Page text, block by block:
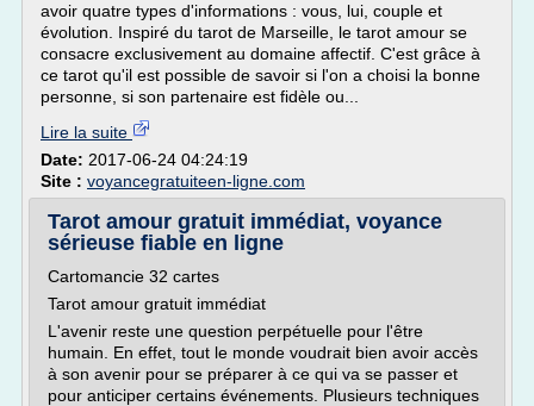
avoir quatre types d'informations : vous, lui, couple et
évolution. Inspiré du tarot de Marseille, le tarot amour se
consacre exclusivement au domaine affectif. C'est grâce à
ce tarot qu'il est possible de savoir si l'on a choisi la bonne
personne, si son partenaire est fidèle ou...
Lire la suite
Date: 2017-06-24 04:24:19
Site : voyancegratuiteen-ligne.com
Tarot amour gratuit immédiat, voyance
sérieuse fiable en ligne
Cartomancie 32 cartes
Tarot amour gratuit immédiat
L'avenir reste une question perpétuelle pour l'être
humain. En effet, tout le monde voudrait bien avoir accès
à son avenir pour se préparer à ce qui va se passer et
pour anticiper certains événements. Plusieurs techniques